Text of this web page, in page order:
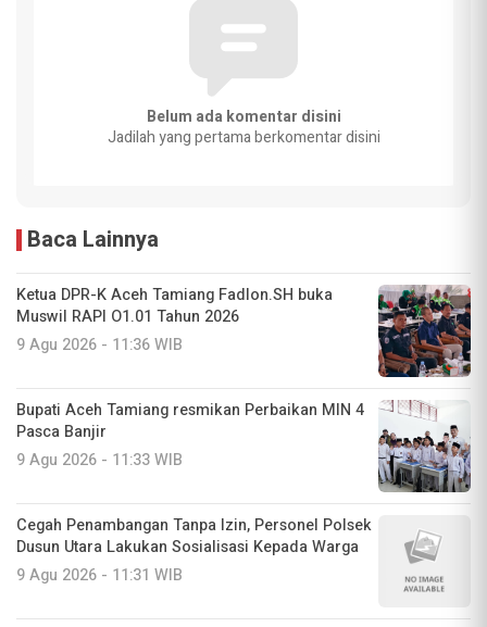
Belum ada komentar disini
Jadilah yang pertama berkomentar disini
Baca Lainnya
Ketua DPR-K Aceh Tamiang Fadlon.SH buka
Muswil RAPI O1.01 Tahun 2026
9 Agu 2026 - 11:36 WIB
Bupati Aceh Tamiang resmikan Perbaikan MIN 4
Pasca Banjir
9 Agu 2026 - 11:33 WIB
Cegah Penambangan Tanpa Izin, Personel Polsek
Dusun Utara Lakukan Sosialisasi Kepada Warga
9 Agu 2026 - 11:31 WIB